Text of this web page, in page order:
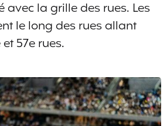
avec la grille des rues. Les
le long des rues allant
57e rues.